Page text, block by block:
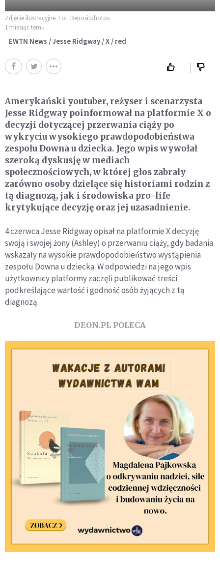
Zdjęcie ilustracyjne. Fot. Depositphotos
1 miesiąc temu
EWTN News / Jesse Ridgway / X / red
Amerykański youtuber, reżyser i scenarzysta
Jesse Ridgway poinformował na platformie X o
decyzji dotyczącej przerwania ciąży po
wykryciu wysokiego prawdopodobieństwa
zespołu Downa u dziecka. Jego wpis wywołał
szeroką dyskusję w mediach
społecznościowych, w której głos zabrały
zarówno osoby dzielące się historiami rodzin z
tą diagnozą, jak i środowiska pro-life
krytykujące decyzję oraz jej uzasadnienie.
4 czerwca Jesse Ridgway opisał na platformie X decyzję
swoją i swojej żony (Ashley) o przerwaniu ciąży, gdy badania
wskazały na wysokie prawdopodobieństwo wystąpienia
zespołu Downa u dziecka. W odpowiedzi na jego wpis
użytkownicy platformy zaczęli publikować treści
podkreślające wartość i godność osób żyjących z tą
diagnozą.
DEON.PL POLECA